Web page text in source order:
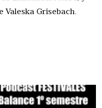
Valeska Grisebach.